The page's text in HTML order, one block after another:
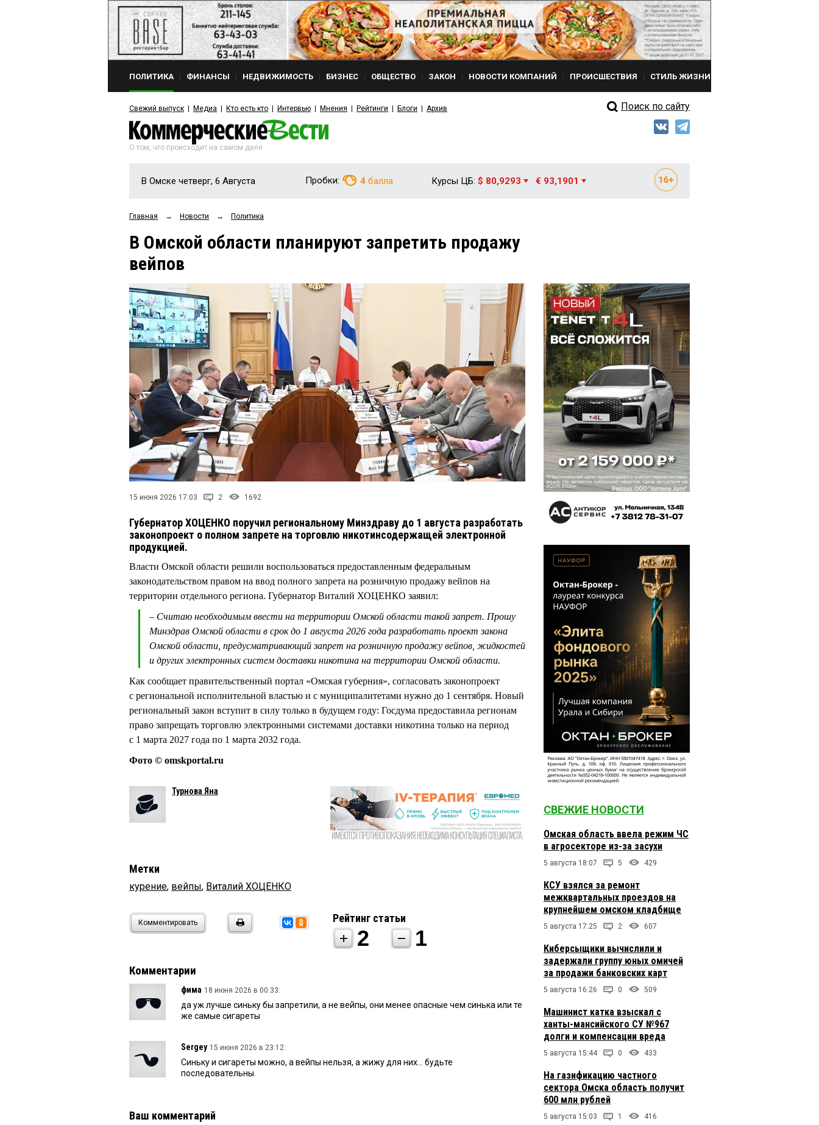
ПОЛИТИКА ФИНАНСЫ НЕДВИЖИМОСТЬ БИЗНЕС ОБЩЕСТВО ЗАКОН НОВОСТИ КОМПАНИЙ ПРОИСШЕСТВИЯ СТИЛЬ ЖИЗНИ
Свежий выпуск Медиа Кто есть кто Интервью Мнения Рейтинги Блоги Архив Поиск по сайту
О том, что происходит на самом деле
В Омске четверг, 6 Августа Пробки: 4 балла Курсы ЦБ: $ 80,9293 € 93,1901
Главная → Новости → Политика
В Омской области планируют запретить продажу
вейпов
15 июня 2026 17:03 2 1692
Губернатор ХОЦЕНКО поручил региональному Минздраву до 1 августа разработать
законопроект о полном запрете на торговлю никотинсодержащей электронной
продукцией.
Власти Омской области решили воспользоваться предоставленным федеральным
законодательством правом на ввод полного запрета на розничную продажу вейпов на
территории отдельного региона. Губернатор Виталий ХОЦЕНКО заявил:
– Считаю необходимым ввести на территории Омской области такой запрет. Прошу
Минздрав Омской области в срок до 1 августа 2026 года разработать проект закона
Омской области, предусматривающий запрет на розничную продажу вейпов, жидкостей
и других электронных систем доставки никотина на территории Омской области.
Как сообщает правительственный портал «Омская губерния», согласовать законопроект
с региональной исполнительной властью и с муниципалитетами нужно до 1 сентября. Новый
региональный закон вступит в силу только в будущем году: Госдума предоставила регионам
право запрещать торговлю электронными системами доставки никотина только на период
с 1 марта 2027 года по 1 марта 2032 года.
Фото © omskportal.ru
Турнова Яна
Метки
курение, вейпы, Виталий ХОЦЕНКО
Комментировать Рейтинг статьи
2 1
Комментарии
фима 18 июня 2026 в 00:33:
да уж лучше синьку бы запретили, а не вейпы, они менее опасные чем синька или те
же самые сигареты
Sergey 15 июня 2026 в 23:12:
Синьку и сигареты можно, а вейпы нельзя, а жижу для них... будьте
последовательны.
Ваш комментарий
СВЕЖИЕ НОВОСТИ
Омская область ввела режим ЧС
в агросекторе из-за засухи
5 августа 18:07 5 429
КСУ взялся за ремонт
межквартальных проездов на
крупнейшем омском кладбище
5 августа 17:25 2 607
Киберсыщики вычислили и
задержали группу юных омичей
за продажи банковских карт
5 августа 16:26 0 509
Машинист катка взыскал с
ханты-мансийского СУ №967
долги и компенсации вреда
5 августа 15:44 0 433
На газификацию частного
сектора Омска область получит
600 млн рублей
5 августа 15:03 1 416